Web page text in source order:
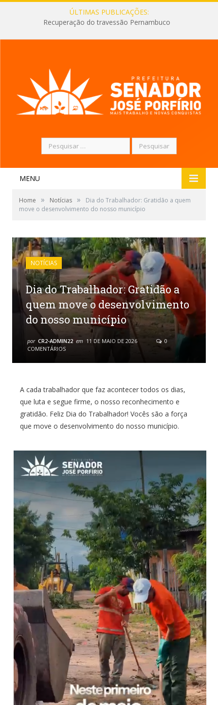
ÚLTIMAS PUBLICAÇÕES:
Recuperação do travessão Pernambuco
Pesquisar
por:
MENU
Home » Notícias »
Dia do Trabalhador: Gratidão a quem
move o desenvolvimento do nosso município
NOTÍCIAS
Dia do Trabalhador: Gratidão a
quem move o desenvolvimento
do nosso município
por CR2-ADMIN22 em 11 DE MAIO DE 2026
0
COMENTÁRIOS
A cada trabalhador que faz acontecer todos os dias,
que luta e segue firme, o nosso reconhecimento e
gratidão. Feliz Dia do Trabalhador! Vocês são a força
que move o desenvolvimento do nosso município.